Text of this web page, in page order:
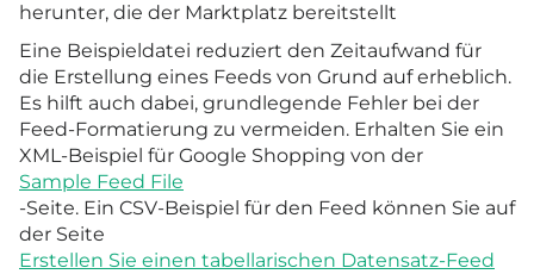
herunter, die der Marktplatz bereitstellt
Eine Beispieldatei reduziert den Zeitaufwand für
die Erstellung eines Feeds von Grund auf erheblich.
Es hilft auch dabei, grundlegende Fehler bei der
Feed-Formatierung zu vermeiden. Erhalten Sie ein
XML-Beispiel für Google Shopping von der
Sample Feed File
-Seite. Ein CSV-Beispiel für den Feed können Sie auf
der Seite
Erstellen Sie einen tabellarischen Datensatz-Feed